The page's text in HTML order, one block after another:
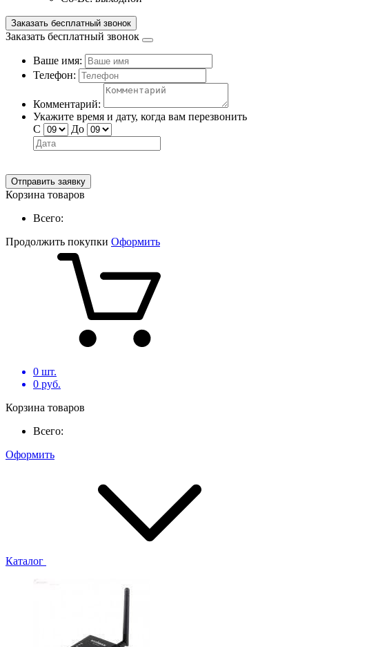
Заказать бесплатный звонок
Заказать бесплатный звонок
Ваше имя:
Телефон:
Комментарий:
Укажите время и дату, когда вам перезвонить
С
До
Отправить заявку
Корзина товаров
Всего:
Продолжить покупки Оформить
0 шт.
0 руб.
Корзина товаров
Всего:
Оформить
Каталог